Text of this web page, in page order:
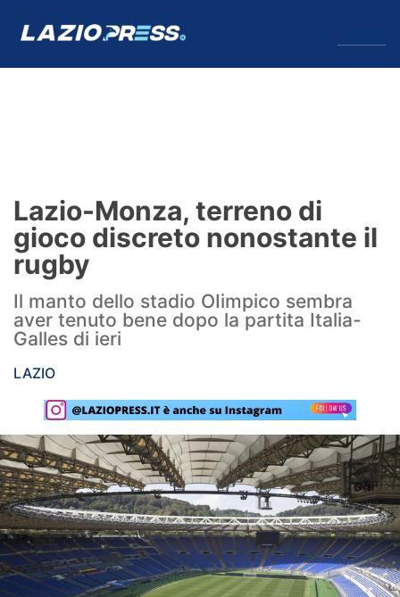
Formello
Infortuni
Primavera
Calciomercato
Lazio Women
Rassegna Lazio
Social
Calcio
Serie A
Champions League
Lazio-Monza, terreno di
gioco discreto nonostante il
rugby
Il manto dello stadio OIimpico sembra
aver tenuto bene dopo la partita Italia-
Galles di ieri
LAZIO